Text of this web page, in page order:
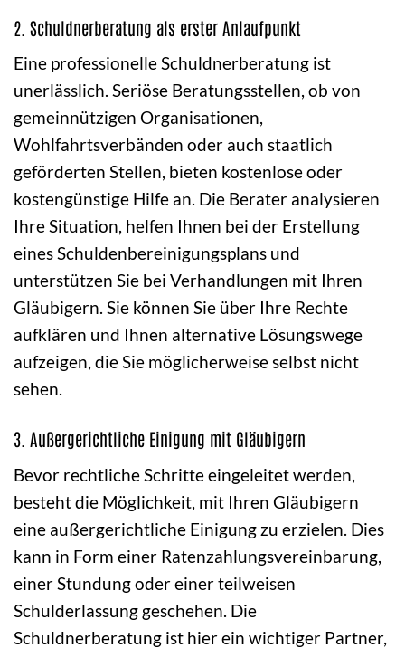
2. Schuldnerberatung als erster Anlaufpunkt
Eine professionelle Schuldnerberatung ist
unerlässlich. Seriöse Beratungsstellen, ob von
gemeinnützigen Organisationen,
Wohlfahrtsverbänden oder auch staatlich
geförderten Stellen, bieten kostenlose oder
kostengünstige Hilfe an. Die Berater analysieren
Ihre Situation, helfen Ihnen bei der Erstellung
eines Schuldenbereinigungsplans und
unterstützen Sie bei Verhandlungen mit Ihren
Gläubigern. Sie können Sie über Ihre Rechte
aufklären und Ihnen alternative Lösungswege
aufzeigen, die Sie möglicherweise selbst nicht
sehen.
3. Außergerichtliche Einigung mit Gläubigern
Bevor rechtliche Schritte eingeleitet werden,
besteht die Möglichkeit, mit Ihren Gläubigern
eine außergerichtliche Einigung zu erzielen. Dies
kann in Form einer Ratenzahlungsvereinbarung,
einer Stundung oder einer teilweisen
Schulderlassung geschehen. Die
Schuldnerberatung ist hier ein wichtiger Partner,